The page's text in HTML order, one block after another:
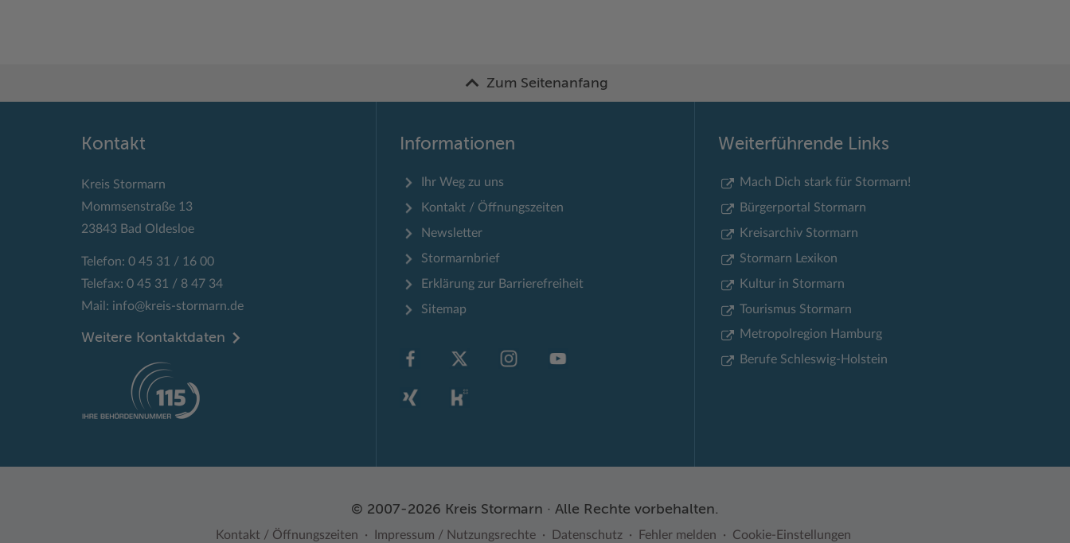
Zum Seitenanfang
Kontakt
Kreis Stormarn
Mommsenstraße 13
23843 Bad Oldesloe
Telefon: 0 45 31 / 16 00
Telefax: 0 45 31 / 8 47 34
Mail: info@kreis-stormarn.de
Weitere Kontaktdaten
Informationen
Ihr Weg zu uns
Kontakt / Öffnungszeiten
Newsletter
Stormarnbrief
Erklärung zur Barrierefreiheit
Sitemap
Weiterführende Links
Mach Dich stark für Stormarn!
Bürgerportal Stormarn
Kreisarchiv Stormarn
Stormarn Lexikon
Kultur in Stormarn
Tourismus Stormarn
Metropolregion Hamburg
Berufe Schleswig-Holstein
© 2007-2026 Kreis Stormarn · Alle Rechte vorbehalten.
Kontakt / Öffnungszeiten Impressum / Nutzungsrechte Datenschutz Fehler melden Cookie-Einstellungen